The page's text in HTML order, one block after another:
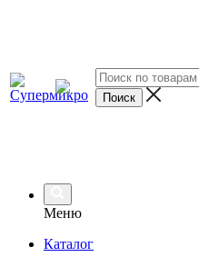
Меню
Каталог